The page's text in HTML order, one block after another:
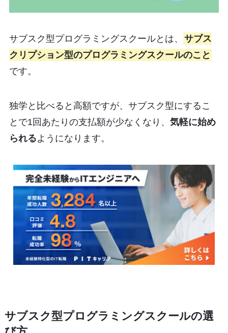
サブスク型プログラミングスクールとは、
サブス
クリプション型のプログラミングスクールのこと
です。
独学と比べると高額ですが、サブスク型にするこ
とで1回あたりの支払額が少なくなり、 気軽に始め
られるようになります。
サブスク型プログラミングスクールの選